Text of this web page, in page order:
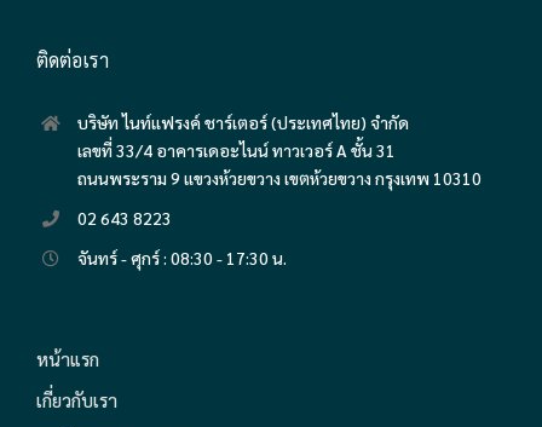
ติดต่อเรา
บริษัท ไนท์แฟรงค์ ชาร์เตอร์ (ประเทศไทย) จำกัด
เลขที่ 33/4 อาคารเดอะไนน์ ทาวเวอร์ A ชั้น 31
ถนนพระราม 9 แขวงห้วยขวาง เขตห้วยขวาง กรุงเทพ 10310
02 643 8223
จันทร์ - ศุกร์ : 08:30 - 17:30 น.
หน้าแรก
เกี่ยวกับเรา